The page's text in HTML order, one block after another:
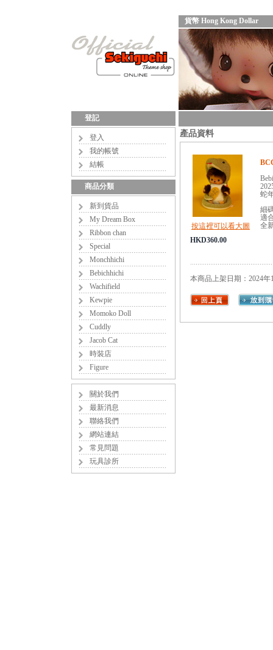
貨幣 Hong Kong Dollar
登記
登入
我的帳號
結帳
商品分類
新到貨品
My Dream Box
Ribbon chan
Special
Monchhichi
Bebichhichi
Wachifield
Kewpie
Momoko Doll
Cuddly
Jacob Cat
時裝店
Figure
關於我們
最新消息
聯絡我們
網站連結
常見問題
玩具診所
產品資料
按這裡可以看大圖
蛇
細
適
全
HKD360.00
本商品上架日期：2024年